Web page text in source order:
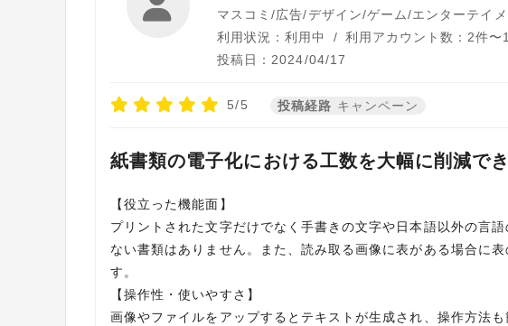
マスコミ/広告/デザイン/ゲーム/エンターテイ
利用状況：利用中
/ 利用アカウント数：2件〜
投稿日：2024/04/17
5/5 投稿経路 キャンペーン
紙書類の電子化における工数を大幅に削減でき
【役立った機能面】
プリントされた文字だけでなく手書きの文字や日本語以外の言
ない書類はありません。また、読み取る画像に表がある場合に
す。
【操作性・使いやすさ】